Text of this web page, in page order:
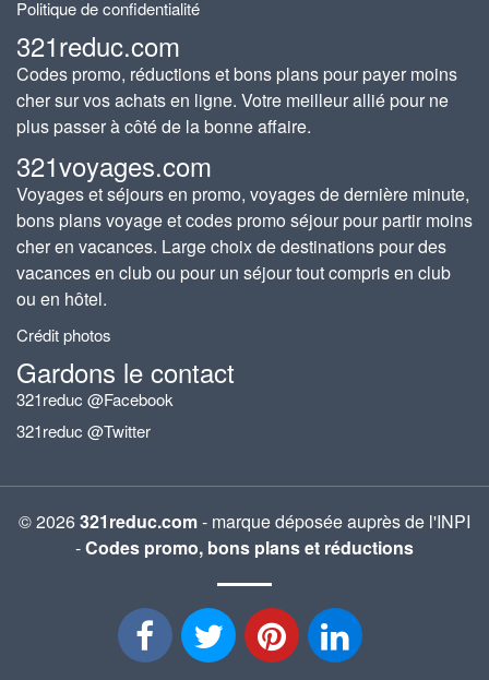
Politique de confidentialité
321reduc.com
Codes promo, réductions et bons plans pour payer moins
cher sur vos achats en ligne. Votre meilleur allié pour ne
plus passer à côté de la bonne affaire.
321voyages.com
Voyages et séjours en promo, voyages de dernière minute,
bons plans voyage et codes promo séjour pour partir moins
cher en vacances. Large choix de destinations pour des
vacances en club ou pour un séjour tout compris en club
ou en hôtel.
Crédit photos
Gardons le contact
321reduc @Facebook
321reduc @Twitter
© 2026321reduc.com- marque déposée auprès de l'INPI
-Codes promo, bons plans et réductions